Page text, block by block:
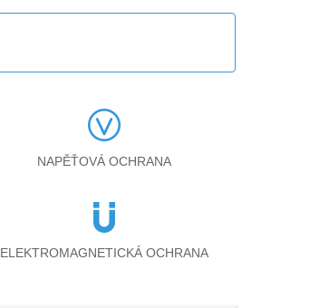
NAPĚŤOVÁ OCHRANA
ELEKTROMAGNETICKÁ OCHRANA